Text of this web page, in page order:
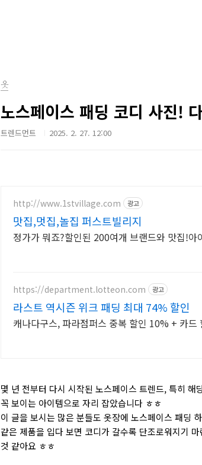
옷
노스페이스 패딩 코디 사진!
트렌드먼트 2025. 2. 27. 12:00
http://www.1stvillage.com 광고
맛집,멋집,놀집 퍼스트빌리지
정가가 뭐죠?할인된 200여개 브랜드와 맛집!
https://department.lotteon.com 광고
라스트 역시즌 위크 패딩 최대 74% 할인
캐나다구스, 파라점퍼스 중복 할인 10% + 카드
몇 년 전부터 다시 시작된 노스페이스 트렌드, 특히
꼭 보이는 아이템으로 자리 잡았습니다 ㅎㅎ
이 글을 보시는 많은 분들도 옷장에 노스페이스 패딩
같은 제품을 입다 보면 코디가 갈수록 단조로워지기
것 같아요 ㅎㅎ